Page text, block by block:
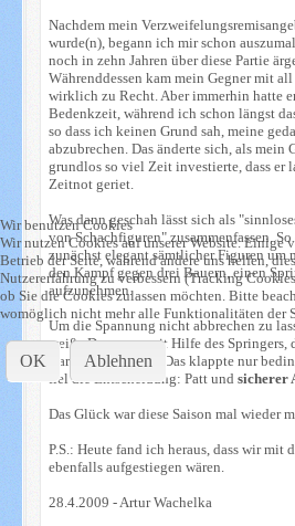
Nachdem mein
wurde(n), begann ich mir schon
noch in zehn Jahren über diese Partie
Währenddessen kam mein Gegner mit
wirklich zu Recht. Aber immerhin hatte
Bedenkzeit, während ich schon längst
so dass ich keinen Grund sah, meine
abzubrechen. Das änderte sich, als mein
grundlos so viel Zeit investierte, dass er
Zeitnot geriet.
Was dann geschah lässt sich als
von Schachfiguren" zusammenfassen.
zunächst elegant sämtlicher Figuren
den Kampf gegen drei Bauern, einen
aufzunehmen.
Um die Spannung nicht abbrechen zu
weiße Dame nur mit Hilfe des Springers,
Garaus zu machen. Das klappte nur
fiel die Entscheidung: Patt undsicherer
Das Glück war diese Saison mal wieder
P.S.: Heute fand ich heraus, dass wir mit
ebenfalls aufgestiegen wären.
28.4.2009 - Artur Wachelka
Wir benutzen Cookies
Wir nutzen Cookies auf unserer Website. Einige
Betrieb der Seite, während andere uns helfen,
Nutzererfahrung zu verbessern (Tracking
ob Sie die Cookies zulassen möchten. Bitte
womöglich nicht mehr alle Funktionalitäten der
OK Ablehnen